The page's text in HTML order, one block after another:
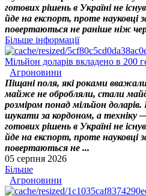
готових рішень в Україні не
йде на експорт, проте науковці
повертаються не раніше ніж
Більше інформації
Мільйон доларів вкладено в 200
Агроновини
Піщані поля, які роками
майже не обробляли, стали
розміром понад мільйон
шукати за кордоном, а техніку
готових рішень в Україні не
йде на експорт, проте науковці
повертаються не ...
05 серпня 2026
Більше
Агроновини